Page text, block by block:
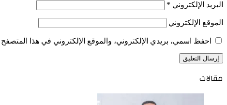
البريد الإلكتروني *
الموقع الإلكتروني
احفظ اسمي، بريدي الإلكتروني، والموقع الإلكتروني في هذا
مقالات